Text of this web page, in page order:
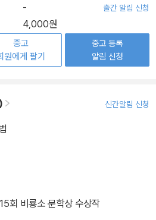
- 출간 알림 신청
4,000원
중고
원에게 팔기
중고 등록
알림 신청
신간알림 신청
회 비룡소 문학상 수상작